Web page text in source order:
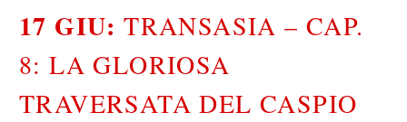
17 GIU:TRANSASIA – CAP.
8: LA GLORIOSA
TRAVERSATA DEL CASPIO